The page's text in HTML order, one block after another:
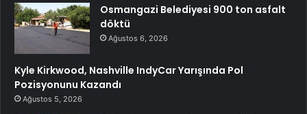
Osmangazi Belediyesi 900 ton asfalt
döktü
Ağustos 6, 2026
Kyle Kirkwood, Nashville IndyCar Yarışında Pol
Pozisyonunu Kazandı
Ağustos 5, 2026